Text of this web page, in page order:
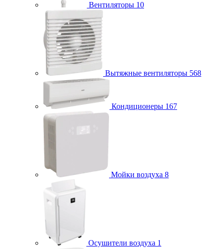
Вентиляторы 10
Вытяжные вентиляторы 568
Кондиционеры 167
Мойки воздуха 8
Осушители воздуха 1